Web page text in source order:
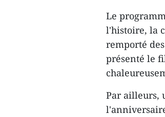
Le
l'histoire, la
remporté
présenté le
Par ailleurs,